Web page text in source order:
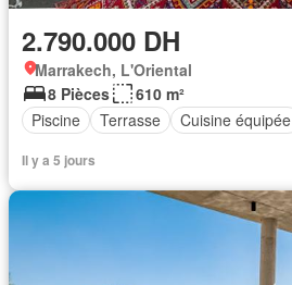
2.790.000 DH
Marrakech, L'Oriental
8 Pièces
610 m²
Piscine
Terrasse Cuisine équipée
Il y a 5 jours